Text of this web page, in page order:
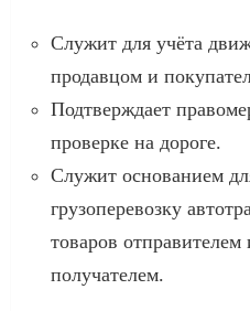
Служит для учёта
продавцом и
Подтверждает
проверке на дороге.
Служит основанием
грузоперевозку
товаров
получателем.